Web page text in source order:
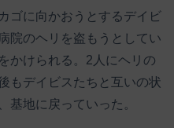
ゴに向かおうとするデイビ
院のヘリを盗もうとしてい
かけられる。2人にヘリの
もデイビスたちと互いの状
基地に戻っていった。